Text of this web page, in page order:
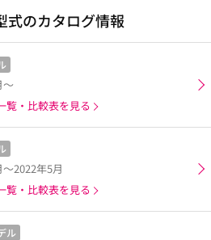
式のカタログ情報
～
覧・比較表を見る
2022年5月
覧・比較表を見る
ル